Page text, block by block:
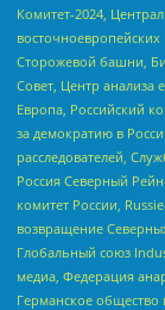
Комитет-2024,
Сторожевой башни,
Совет, Центр анализа
Европа, Российский
за демократию в
расследователей,
Россия Северный
комитет России,
возвращение
Глобальный союз
медиа, Федерация
Германское